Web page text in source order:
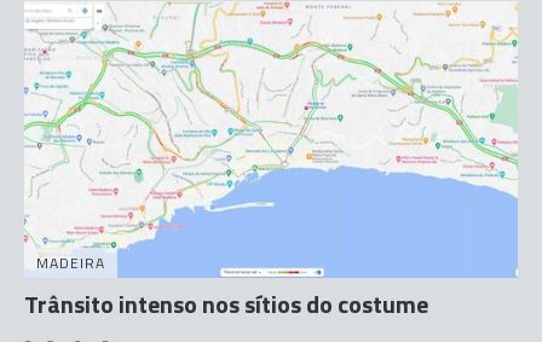
MADEIRA
Trânsito intenso nos sítios do costume